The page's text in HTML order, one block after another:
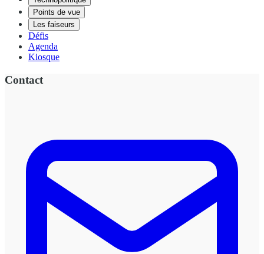
Points de vue
Les faiseurs
Défis
Agenda
Kiosque
Contact